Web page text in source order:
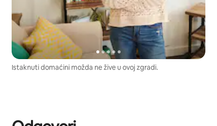
Istaknuti domaćini možda ne žive u ovoj zgradi.